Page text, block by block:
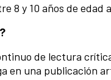
8 y 10 años de edad
de lectura
en una publicación